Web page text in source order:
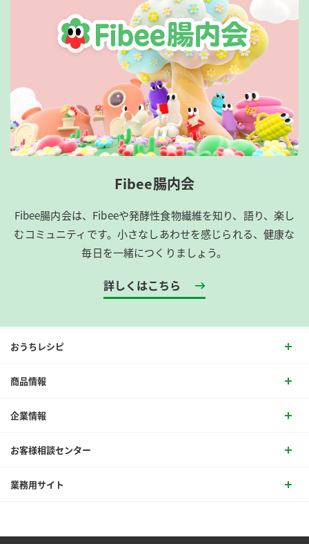
Fibee腸内会
Fibee腸内会は、​Fibeeや発酵性食物繊維を知り、語り、楽し
むコミュニティです。​小さなしあわせを感じられる、健康な
毎日を一緒につくりましょう。
詳しくはこちら
おうちレシピ
商品情報
企業情報
お客様相談センター
業務用サイト